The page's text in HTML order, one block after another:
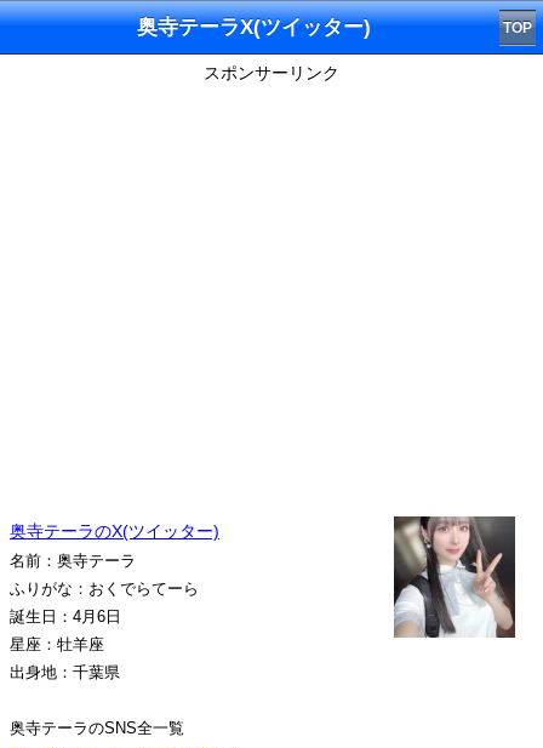
奥寺テーラX(ツイッター) TOP
スポンサーリンク
奥寺テーラのX(ツイッター)
名前：奥寺テーラ
ふりがな：おくでらてーら
誕生日：4月6日
星座：牡羊座
出身地：千葉県
奥寺テーラのSNS全一覧